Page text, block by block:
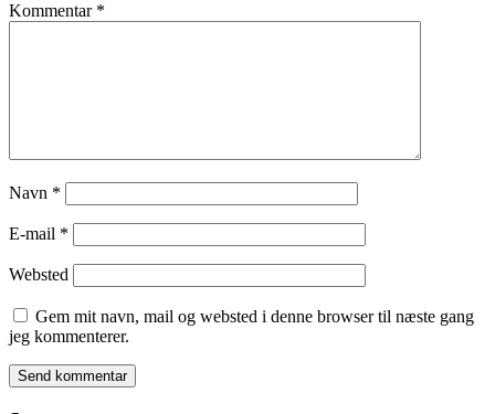
Kommentar *
Navn *
E-mail *
Websted
Gem mit navn, mail og websted i denne browser til næste gang
jeg kommenterer.